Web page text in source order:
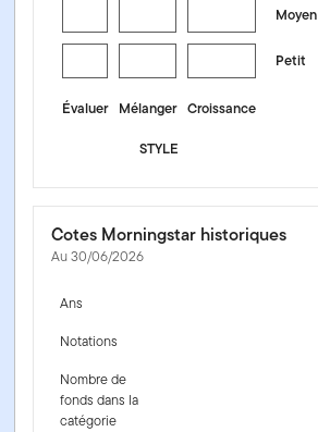
Moyen
Petit
Évaluer Mélanger Croissance
STYLE
Cotes Morningstar historiques
Au 30/06/2026
Ans
Notations
Nombre de
fonds dans la
catégorie